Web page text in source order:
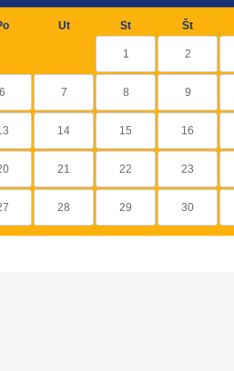
Ut St Št
1 2
6 7 8 9
14 15 16
21 22 23
28 29 30